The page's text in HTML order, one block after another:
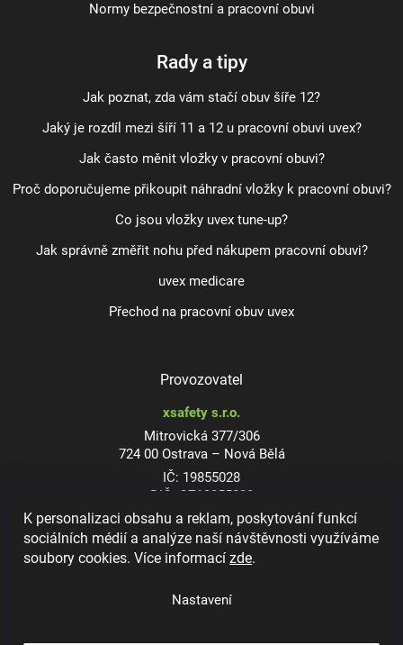
K personalizaci obsahu a reklam, poskytování funkcí
sociálních médií a analýze naší návštěvnosti využíváme
soubory cookies. Více informacízde.
Nastavení
Normy bezpečnostní a pracovní obuvi
Rady a tipy
Jak poznat, zda vám stačí obuv šíře 12?
Jaký je rozdíl mezi šíří 11 a 12 u pracovní obuvi uvex?
Jak často měnit vložky v pracovní obuvi?
Proč doporučujeme přikoupit náhradní vložky k pracovní obuvi?
Co jsou vložky uvex tune-up?
Jak správně změřit nohu před nákupem pracovní obuvi?
uvex medicare
Přechod na pracovní obuv uvex
Provozovatel
xsafety s.r.o.
Mitrovická 377/306
724 00 Ostrava – Nová Bělá
IČ: 19855028
DIČ: CZ19855028
Dioptrické ochranné brýle